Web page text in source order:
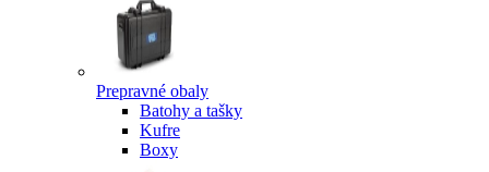
Prepravné obaly
Batohy a tašky
Kufre
Boxy